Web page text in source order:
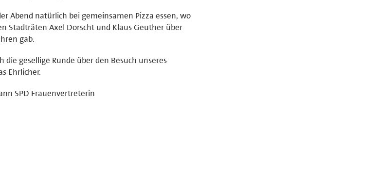
Abend natürlich bei gemeinsamen Pizza essen, wo
Stadträten Axel Dorscht und Klaus Geuther über
gab.
die gesellige Runde über den Besuch unseres
Ehrlicher.
SPD Frauenvertreterin